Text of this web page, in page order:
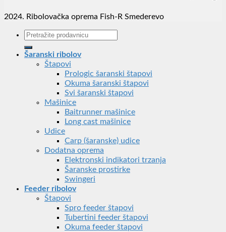
2024. Ribolovačka oprema Fish-R Smederevo
Претрага
Šaranski ribolov
Štapovi
Prologic šaranski štapovi
Okuma šaranski štapovi
Svi šaranski štapovi
Mašinice
Baitrunner mašinice
Long cast mašinice
Udice
Carp (šaranske) udice
Dodatna oprema
Elektronski indikatori trzanja
Šaranske prostirke
Swingeri
Feeder ribolov
Štapovi
Spro feeder štapovi
Tubertini feeder štapovi
Okuma feeder štapovi